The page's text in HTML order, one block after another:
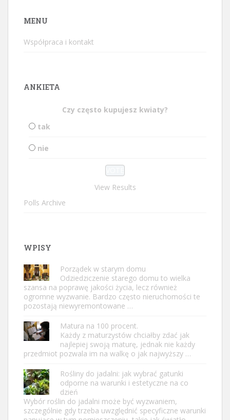
MENU
Współpraca i kontakt
ANKIETA
Czy często kupujesz kwiaty?
tak
nie
View Results
Polls Archive
WPISY
Porządek w starym domu
Odziedziczenie starego domu to wielka
szansa na poprawę jakości życia, lecz również
ogromne wyzwanie. Bardzo często nieruchomości te
pozostają niewyremontowane …
Matura na 100 procent.
Każdy z maturzystów chciałby zdać jak
najlepiej swoją maturę, jednak nie każdy
przedmiot pozwala im na walkę o jak najwyższy …
Rośliny do jadalni: jak wybrać gatunki
odporne na warunki i estetyczne na co
dzień
Wybór roślin do jadalni może być wyzwaniem,
szczególnie gdy trzeba uwzględnić specyficzne warunki